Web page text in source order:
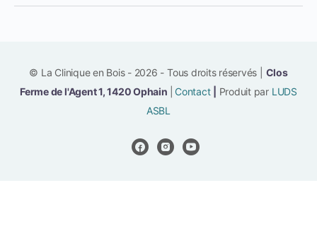
© La Clinique en Bois - 2026 - Tous droits réservés | Clos
Ferme de l'Agent 1, 1420 Ophain
Contact Produit par LUDS
ASBL